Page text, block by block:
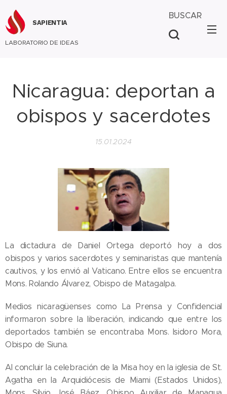
SAPIENTIA
LABORATORIO DE IDEAS
BUSCAR
Nicaragua: deportan a
obispos y sacerdotes
15.01.2024
La dictadura de Daniel Ortega deportó hoy a dos
obispos y varios sacerdotes y seminaristas que mantenía
cautivos, y los envió al Vaticano. Entre ellos se encuentra
Mons. Rolando Álvarez, Obispo de Matagalpa.
Medios nicaragüenses como La Prensa y Confidencial
informaron sobre la liberación, indicando que entre los
deportados también se encontraba Mons. Isidoro Mora,
Obispo de Siuna.
Al concluir la celebración de la Misa hoy en la iglesia de St.
Agatha en la Arquidiócesis de Miami (Estados Unidos),